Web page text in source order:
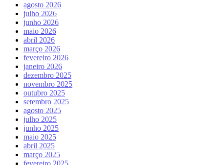
agosto 2026
julho 2026
junho 2026
maio 2026
abril 2026
março 2026
fevereiro 2026
janeiro 2026
dezembro 2025
novembro 2025
outubro 2025
setembro 2025
agosto 2025
julho 2025
junho 2025
maio 2025
abril 2025
março 2025
fevereiro 2025